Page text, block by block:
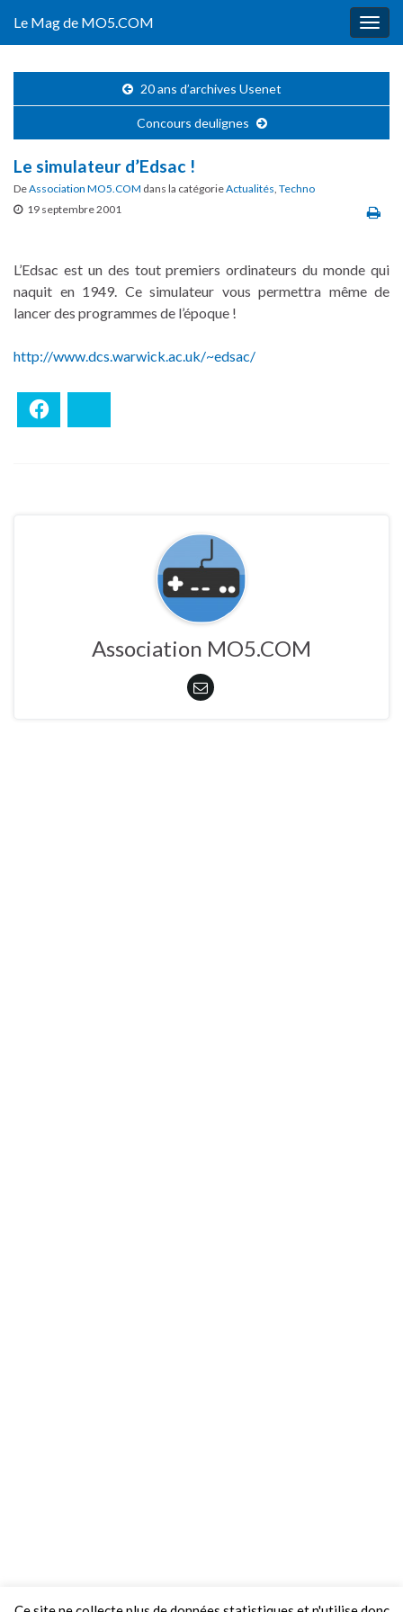
Le Mag de MO5.COM
20 ans d’archives Usenet
Concours deulignes
Le simulateur d’Edsac !
DeAssociation MO5.COM dans la catégorieActualités, Techno
19 septembre 2001
L’Edsac est un des tout premiers ordinateurs du monde qui
naquit en 1949. Ce simulateur vous permettra même de
lancer des programmes de l’époque !
http://www.dcs.warwick.ac.uk/~edsac/
Association MO5.COM